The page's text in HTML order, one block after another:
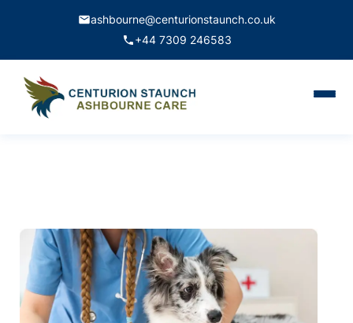
ashbourne@centurionstaunch.co.uk
+44 7309 246583
Contact
Book Appointment